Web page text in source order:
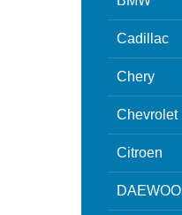
Cadillac
Chery
Chevrolet
Citroen
DAEWOO